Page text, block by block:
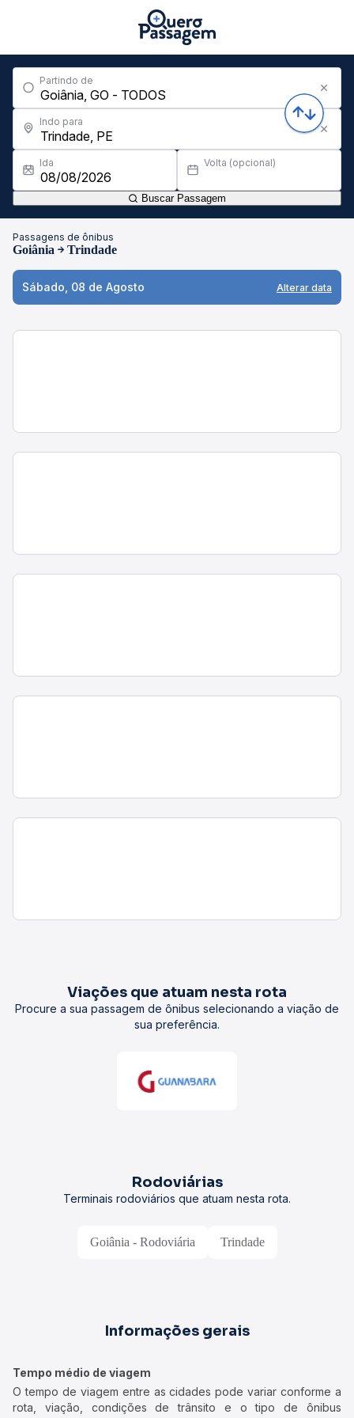
Partindo de
Indo para
Ida Volta (opcional)
Buscar Passagem
Passagens de ônibus
Goiânia Trindade
Sábado, 08 de Agosto Alterar data
Viações que atuam nesta rota
Procure a sua passagem de ônibus selecionando a viação de
sua preferência.
Rodoviárias
Terminais rodoviários que atuam nesta rota.
Goiânia - Rodoviária Trindade
Informações gerais
Tempo médio de viagem
O tempo de viagem entre as cidades pode variar conforme a
rota, viação, condições de trânsito e o tipo de ônibus